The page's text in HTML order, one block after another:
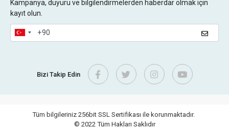
Kampanya, duyuru ve bilgilendirmelerden haberdar olmak için
kayıt olun.
Bizi Takip Edin
Tüm bilgileriniz 256bit SSL Sertifikası ile korunmaktadır.
© 2022 Tüm Hakları Saklıdır